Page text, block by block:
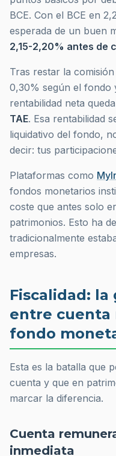
BCE. Con el BCE en
esperada de un buen
2,15-2,20% antes de
Tras restar la
0,30% según el fondo
rentabilidad neta
TAE. Esa rentabilidad
liquidativo del fondo,
decir: tus
Plataformas como
fondos monetarios
coste que antes solo
patrimonios. Esto ha
tradicionalmente
empresas.
Fiscalidad:
entre cuenta
fondo
Esta es la batalla que
cuenta y que en
marcar la diferencia.
Cuenta
inmediata